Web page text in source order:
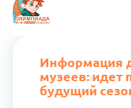
Информация
музеев: идет
будущий